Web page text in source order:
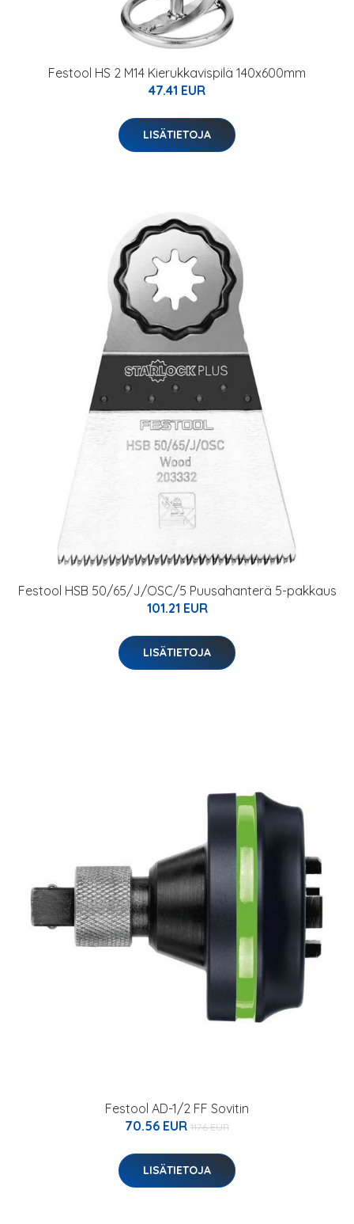
Festool HS 2 M14 Kierukkavispilä 140x600mm
47.41 EUR
LISÄTIETOJA
Festool HSB 50/65/J/OSC/5 Puusahanterä 5-pakkaus
101.21 EUR
LISÄTIETOJA
Festool AD-1/2 FF Sovitin
70.56 EUR 117.6 EUR
LISÄTIETOJA